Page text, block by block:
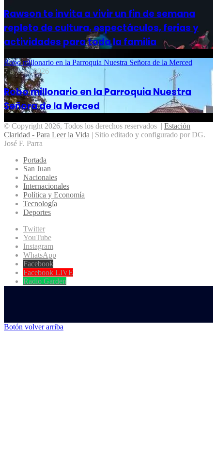
Rawson te invita a vivir un fin de semana
repleto de cultura, espectáculos, ferias y
actividades para toda la familia
Robo millonario en la Parroquia Nuestra Señora de la Merced
7 agosto, 2026
Robo millonario en la Parroquia Nuestra
Señora de la Merced
© Copyright 2026, Todos los derechos reservados | Estación
Claridad - Para Leer la Vida | Sitio editado y configurado por DG.
José F. Parra
Portada
San Juan
Nacionales
Internacionales
Política y Economía
Tecnología
Deportes
Twitter
YouTube
Instagram
WhatsApp
Facebook
Facebook LIVE
Radio Garden
Botón volver arriba